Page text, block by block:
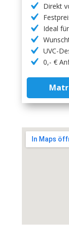
Direkt
Ideal
UVC-
0,- €